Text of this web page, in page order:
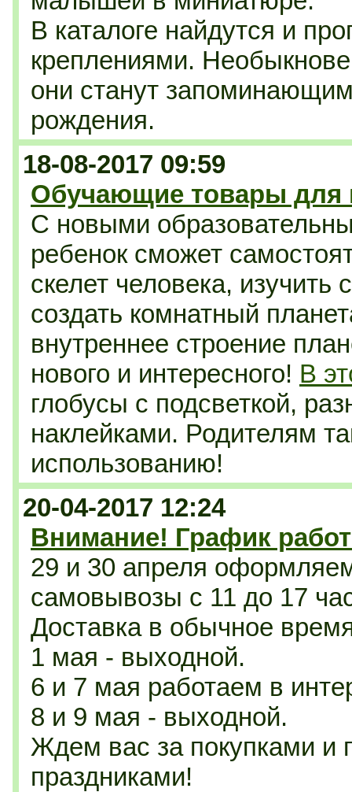
В каталоге найдутся и
креплениями.
они станут
рождения.
18-08-2017 09:59
Обучающие товары для
С новыми
ребенок сможет
скелет человека, изучить
создать комнатный
внутреннее строение
нового и интересного! В
глобусы с подсветкой,
наклейками. Родителям
использованию!
20-04-2017 12:24
Внимание! График
29 и 30 апреля
самовывозы с 11 до 17
Доставка в обычное
1 мая - выходной.
6 и 7 мая работаем в
8 и 9 мая - выходной.
Ждем вас за покупками и
праздниками!